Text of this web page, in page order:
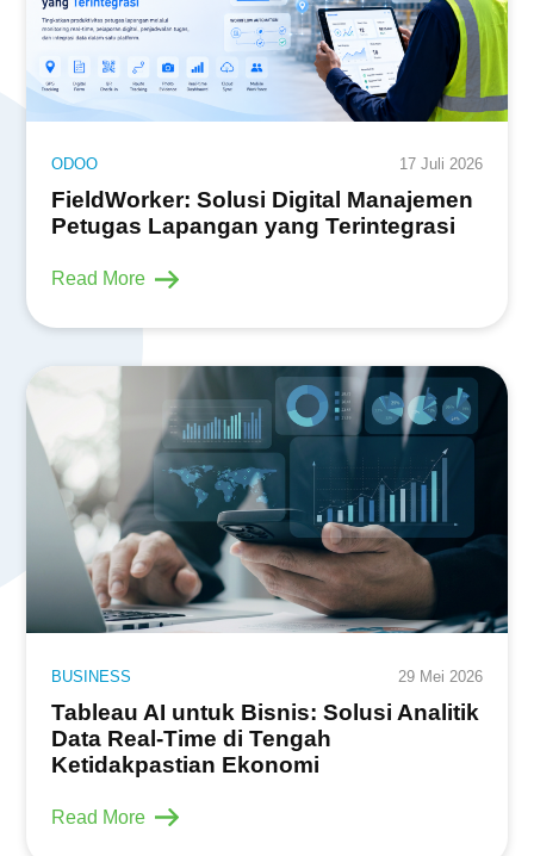
ODOO 17 Juli 2026
FieldWorker: Solusi Digital Manajemen
Petugas Lapangan yang Terintegrasi
Read More
BUSINESS 29 Mei 2026
Tableau AI untuk Bisnis: Solusi Analitik
Data Real-Time di Tengah
Ketidakpastian Ekonomi
Read More